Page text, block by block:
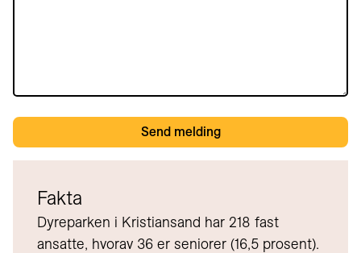
Fakta
Dyreparken i Kristiansand har 218 fast
ansatte, hvorav 36 er seniorer (16,5 prosent).